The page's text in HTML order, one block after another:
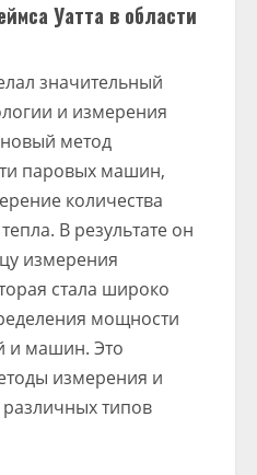
Уатта в области
значительный
и измерения
метод
паровых машин,
количества
В результате он
измерения
стала широко
мощности
и машин. Это
измерения и
типов